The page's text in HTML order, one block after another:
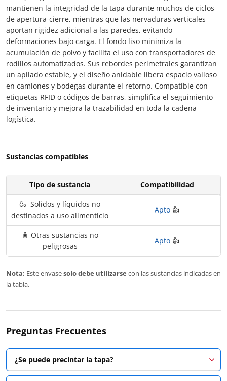
mantienen la integridad de la tapa durante muchos de ciclos
de apertura-cierre, mientras que las nervaduras verticales
aportan rigidez adicional a las paredes, evitando
deformaciones bajo carga. El fondo liso minimiza la
acumulación de polvo y facilita el uso con transportadores de
rodillos automatizados. Sus rebordes perimetrales garantizan
un apilado estable, y el diseño anidable libera espacio valioso
en camiones y bodegas durante el retorno. Compatible con
etiquetas RFID o códigos de barras, simplifica el seguimiento
de inventario y mejora la trazabilidad en toda la cadena
logística.
Sustancias compatibles
Tipo de sustancia Compatibilidad
🍶 Solidos y líquidos no
destinados a uso alimenticio
Apto 👍
🧴 Otras sustancias no
peligrosas
Apto 👍
Nota: Este envasesolo debe utilizarse con las sustancias indicadas en
la tabla.
Preguntas Frecuentes
¿Se puede precintar la tapa?